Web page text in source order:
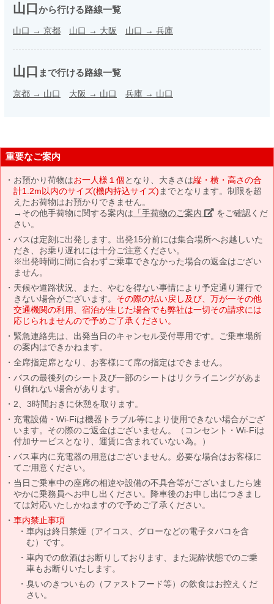
山口から行ける路線一覧
山口 → 京都 山口 → 大阪 山口 → 兵庫
山口 まで行ける路線一覧
京都 → 山口 大阪 → 山口 兵庫 → 山口
重要なご案内
お預かり荷物はお一人様１個となり、大きさは縦・横・高さの合
計1.2m以内のサイズ(機内持込サイズ) までとなります。制限を超
えたお荷物はお預かりできません。
→その他手荷物に関する案内は 「手荷物のご案内」 をご確認くだ
さい。
バスは定刻に出発します。出発15分前には集合場所へお越しいた
だき、お乗り遅れには十分ご注意ください。
※出発時間に間に合わずご乗車できなかった場合の返金はござい
ません。
天候や道路状況、また、やむを得ない事情により予定通り運行で
きない場合がございます。 その際の払い戻し及び、万が一その他
交通機関の利用、宿泊が生じた場合でも弊社は一切その請求には
応じられませんので予めご了承ください。
緊急連絡先は、出発当日のキャンセル受付専用です。ご乗車場所
の案内はできかねます。
全席指定席となり、お客様にて席の指定はできません。
バスの最後列のシート及び一部のシートはリクライニングがあま
り倒れない場合があります。
2、3時間おきに休憩を取ります。
充電設備・Wi-Fiは機器トラブル等により使用できない場合がござ
います。その際のご返金はございません。（コンセント・Wi-Fiは
付加サービスとなり、運賃に含まれていない為。）
バス車内に充電器の用意はございません。必要な場合はお客様に
てご用意ください。
当日ご乗車中の座席の相違や設備の不具合等がございましたら速
やかに乗務員へお申し出ください。降車後のお申し出につきまし
ては対応いたしかねますので予めご了承ください。
車内禁止事項
車内は終日禁煙（アイコス、グローなどの電子タバコを含
む）です。
車内での飲酒はお断りしております、また泥酔状態でのご乗
車もお断りいたします。
臭いのきついもの（ファストフード等）の飲食はお控えくだ
さい。